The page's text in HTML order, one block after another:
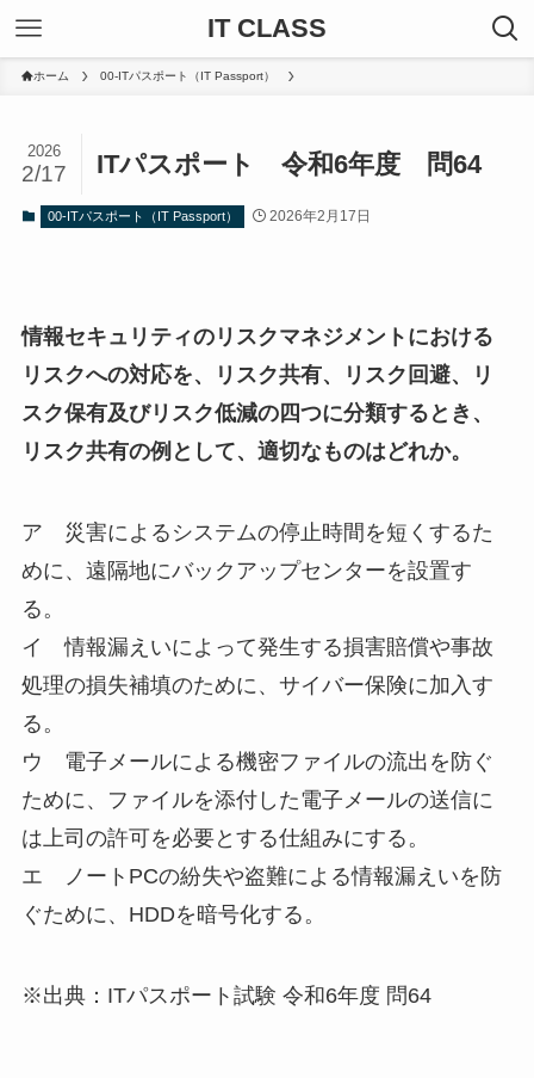
IT CLASS
ホーム 00-ITパスポート（IT Passport）
ITパスポート 令和6年度 問64
2026
2/17
00-ITパスポート（IT Passport） 2026年2月17日
情報セキュリティのリスクマネジメントにおける
リスクへの対応を、リスク共有、リスク回避、リ
スク保有及びリスク低減の四つに分類するとき、
リスク共有の例として、適切なものはどれか。
ア 災害によるシステムの停止時間を短くするた
めに、遠隔地にバックアップセンターを設置す
る。
イ 情報漏えいによって発生する損害賠償や事故
処理の損失補填のために、サイバー保険に加入す
る。
ウ 電子メールによる機密ファイルの流出を防ぐ
ために、ファイルを添付した電子メールの送信に
は上司の許可を必要とする仕組みにする。
エ ノートPCの紛失や盗難による情報漏えいを防
ぐために、HDDを暗号化する。
※出典：ITパスポート試験 令和6年度 問64